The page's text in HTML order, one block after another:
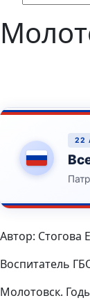
22
Автор: Стогова
Воспитатель
Молотовск.